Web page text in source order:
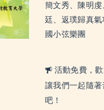
簡文秀、陳明
廷、返璞歸真
國小弦樂團
活動免費，
讓我們一起隨
吧！